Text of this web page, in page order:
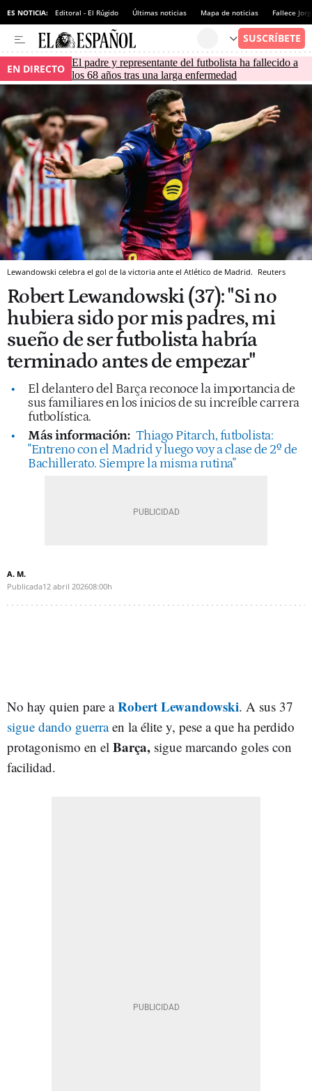
ES NOTICIA: Editoral - El Rúgido Últimas noticias Mapa de noticias Fallece
EN DIRECTO El padre y representante del futbolista ha fallecido a
los 68 años tras una larga enfermedad
Lewandowski celebra el gol de la victoria ante el Atlético de Madrid. Reuters
Robert Lewandowski (37): "Si no
hubiera sido por mis padres, mi
sueño de ser futbolista habría
terminado antes de empezar"
El delantero del Barça reconoce la importancia de
sus familiares en los inicios de su increíble carrera
futbolística.
Más información: Thiago Pitarch, futbolista:
"Entreno con el Madrid y luego voy a clase de 2º de
Bachillerato. Siempre la misma rutina"
A. M.
Publicada12 abril 202608:00h
No hay quien pare aRobert Lewandowski. A sus 37
sigue dando guerraen la élite y, pese a que ha perdido
protagonismo en el Barça, sigue marcando goles con
facilidad.